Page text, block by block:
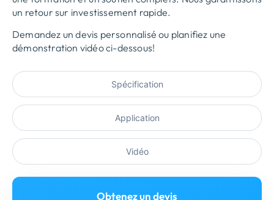
Spécification
Application
Vidéo
un retour sur investissement rapide.
Demandez un devis personnalisé ou planifiez une
démonstration vidéo ci-dessous!
Obtenez un devis